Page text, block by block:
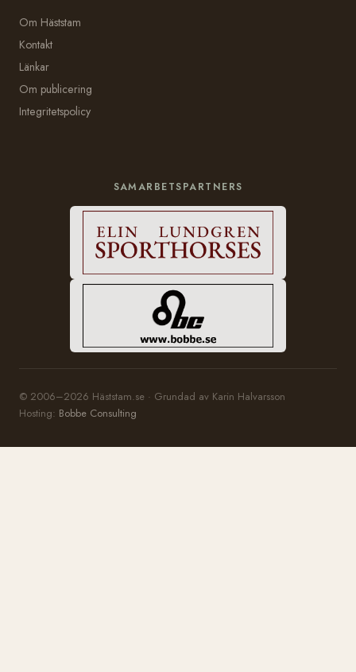
Om Häststam
Kontakt
Länkar
Om publicering
Integritetspolicy
SAMARBETSPARTNERS
© 2006–2026 Häststam.se · Grundad av Karin Halvarsson
Hosting: Bobbe Consulting